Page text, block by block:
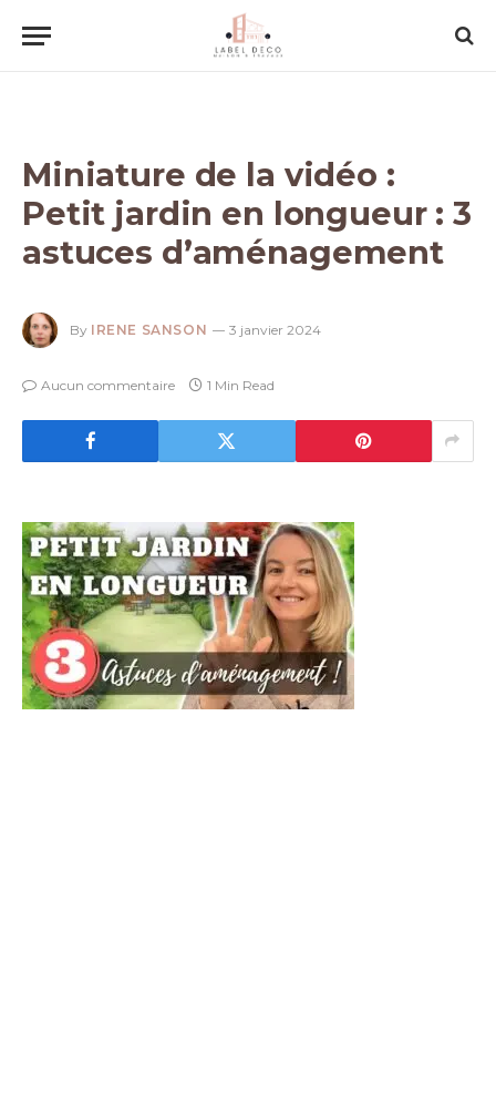
Miniature de la vidéo :
Petit jardin en longueur : 3
astuces d’aménagement
By IRENE SANSON 3 janvier 2024
Aucun commentaire 1 Min Read